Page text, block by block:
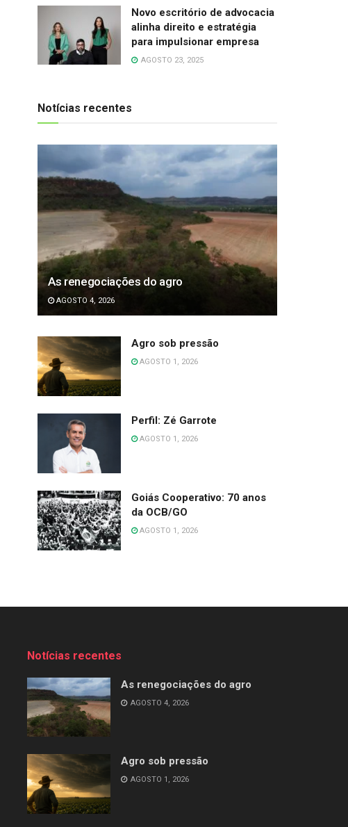
Novo escritório de advocacia
alinha direito e estratégia
para impulsionar empresa
AGOSTO 23, 2025
Notícias recentes
As renegociações do agro
AGOSTO 4, 2026
Agro sob pressão
AGOSTO 1, 2026
Perfil: Zé Garrote
AGOSTO 1, 2026
Goiás Cooperativo: 70 anos
da OCB/GO
AGOSTO 1, 2026
Notícias recentes
As renegociações do agro
AGOSTO 4, 2026
Agro sob pressão
AGOSTO 1, 2026